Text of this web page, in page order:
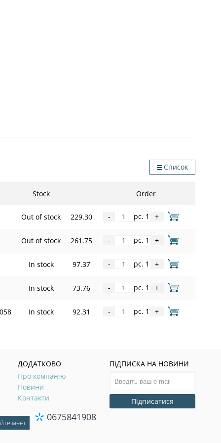
Список
Stock Order
Out of stock 229.30 - pc. 1 +
Out of stock 261.75 - pc. 1 +
In stock 97.37 - pc. 1 +
In stock 73.76 - pc. 1 +
In stock 92.31 - pc. 1 +
ДОДАТКОВО
Про компанію
Новини
Контакти
ПІДПИСКА НА НОВИНИ
Підписатися
0675841908